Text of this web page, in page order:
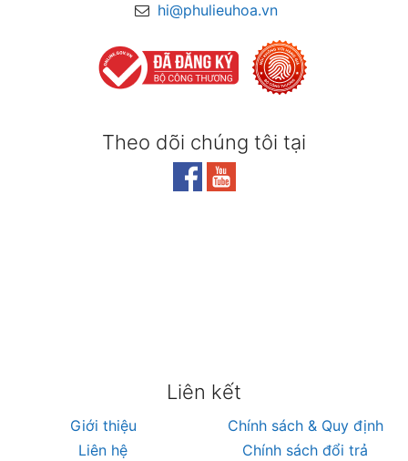
hi@phulieuhoa.vn
Theo dõi chúng tôi tại
Liên kết
Giới thiệu
Liên hệ
Chính sách & Quy định
Chính sách đổi trả